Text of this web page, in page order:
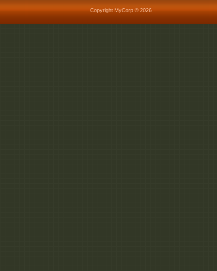
Copyright MyCorp © 2026